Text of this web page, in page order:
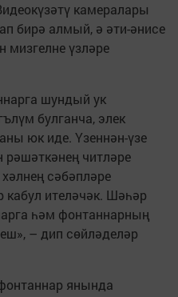
камералары
бирә алмый, ә әти-әнисе
үзләре
шундый ук
булганча, элек
юк иде. Үзеннән-үзе
читләре
сәбәпләре
кабул ителәчәк. Шәһәр
һәм фонтаннарның
– дип сөйләделәр
янында